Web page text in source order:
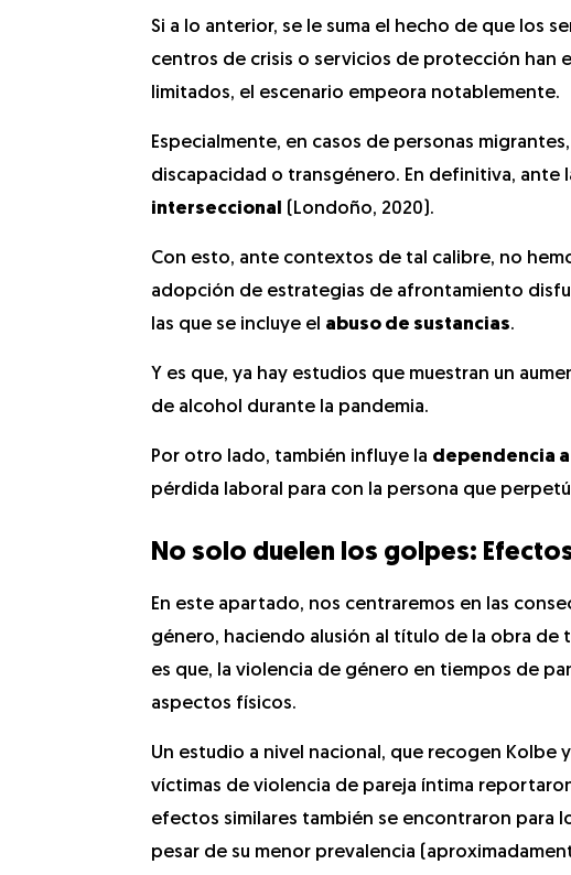
Si a lo anterior, se le suma el hecho de que los
centros de crisis o servicios de protección han
limitados, el escenario empeora notablemente.
Especialmente, en casos de personas
discapacidad o transgénero. En definitiva, ante
interseccional
(Londoño, 2020).
Con esto, ante contextos de tal calibre, no
adopción de estrategias de afrontamiento
las que se incluye el abuso de sustancias.
Y es que, ya hay estudios que muestran un
de alcohol durante la pandemia.
Por otro lado, también influye la dependencia
pérdida laboral para con la persona que
No solo duelen los golpes:
En este apartado, nos centraremos en las
género, haciendo alusión al título de la obra de
es que, la violencia de género en tiempos de
aspectos físicos.
Un estudio a nivel nacional, que recogen Kolbe
víctimas de violencia de pareja íntima
efectos similares también se encontraron para
pesar de su menor prevalencia